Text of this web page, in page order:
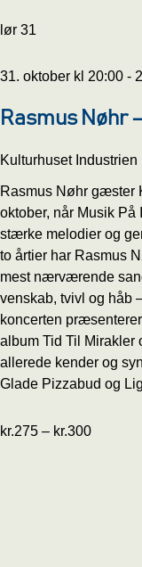
lør 31
31. oktober kl 20:00 -
Rasmus Nøhr
Kulturhuset Industrien
Rasmus Nøhr gæster
oktober, når Musik På
stærke melodier og
to årtier har Rasmus
mest nærværende
venskab, tvivl og håb
koncerten
album Tid Til Mirakler
allerede kender og
Glade Pizzabud og
kr.275 – kr.300